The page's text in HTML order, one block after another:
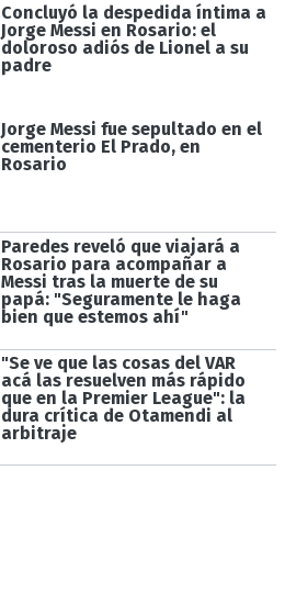
Concluyó la despedida íntima a
Jorge Messi en Rosario: el
doloroso adiós de Lionel a su
padre
Jorge Messi fue sepultado en el
cementerio El Prado, en
Rosario
Paredes reveló que viajará a
Rosario para acompañar a
Messi tras la muerte de su
papá: "Seguramente le haga
bien que estemos ahí"
"Se ve que las cosas del VAR
acá las resuelven más rápido
que en la Premier League": la
dura crítica de Otamendi al
arbitraje